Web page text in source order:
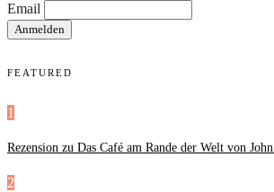
Email
FEATURED
1
Rezension zu Das Café am Rande der Welt von
2